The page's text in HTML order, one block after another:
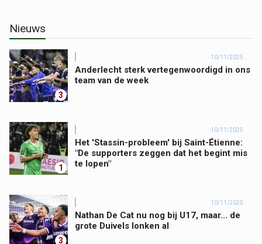
Nieuws
3
10/11/2025
Anderlecht sterk vertegenwoordigd in ons
team van de week
1
10/11/2025
Het 'Stassin-probleem' bij Saint-Étienne:
"De supporters zeggen dat het begint mis
te lopen"
3
10/11/2025
Nathan De Cat nu nog bij U17, maar... de
grote Duivels lonken al